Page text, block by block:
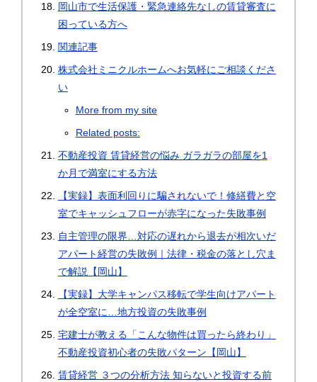
岡山市で生活保護・緊急連絡先なしの賃貸審査に
困っている方へ
関連記事
株式会社ミニクルホームへお気軽にご相談くださ
い
More from my site
Related posts:
不動産投資 賃貸経営の悩み ガラガラの部屋を1
か月で満室にする方法
【実録】表面利回りに騙されないで！修繕費と空
室でキャッシュフローが赤字になった失敗事例
自主管理の限界…対応の遅れから退去が相次いだ
アパート経営の失敗例｜法律・税金の落とし穴ま
で解説【岡山】
【実録】大学キャンパス移転で学生向けアパート
が全空室に…地方投資の失敗事例
宅建士が教える「こんな物件は買ったら終わり」
不動産投資初心者の失敗パターン【岡山】
賃貸経営 ３つの分析方法 知らないと投資する前